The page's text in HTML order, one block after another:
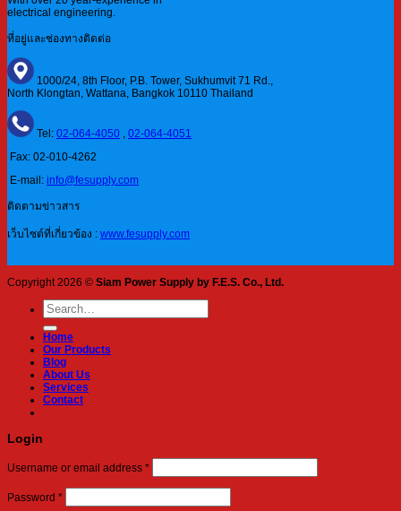
electrical engineering.
ที่อยู่และช่องทางติดต่อ
1000/24, 8th Floor, P.B. Tower, Sukhumvit 71 Rd.,
North Klongtan, Wattana, Bangkok 10110 Thailand
Tel: 02-064-4050 , 02-064-4051
Fax: 02-010-4262
E-mail: info@fesupply.com
ติดตามข่าวสาร
เว็บไซต์ที่เกี่ยวข้อง : www.fesupply.com
Copyright 2026 © Siam Power Supply by F.E.S. Co., Ltd.
Search
for:
Home
Our Products
Blog
About Us
Services
Contact
Login
Username or email address *Required
Password *Required